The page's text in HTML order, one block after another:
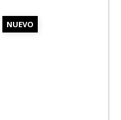
NUEVO